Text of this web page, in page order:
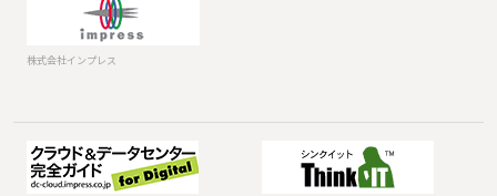
株式会社インプレス
データセンター
を検索・見積
ソフトウェア開
発エンジニアに